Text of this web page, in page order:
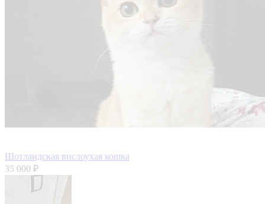
Шотландская вислоухая кошка
35 000 ₽